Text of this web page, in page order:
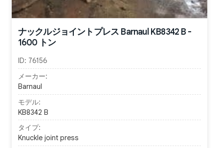
ナックルジョイントプレス Barnaul KB8342 B -
1600 トン
ID: 76156
メーカー:
Barnaul
モデル:
KB8342 B
タイプ:
Knuckle joint press